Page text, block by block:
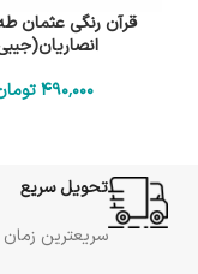
قرآن رنگی عثمان
490٬000
تحویل سریع
سریعترین